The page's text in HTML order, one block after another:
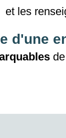
et les
d'une